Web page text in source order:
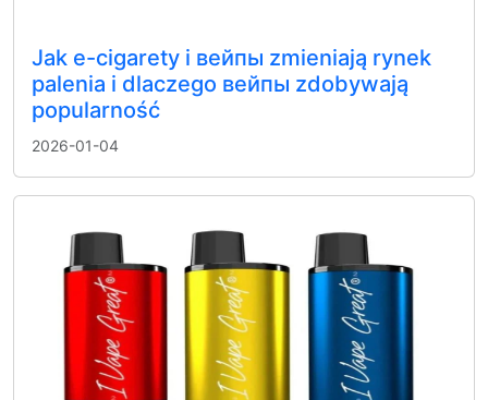
Jak e-cigarety i вейпы zmieniają rynek
palenia i dlaczego вейпы zdobywają
popularność
2026-01-04